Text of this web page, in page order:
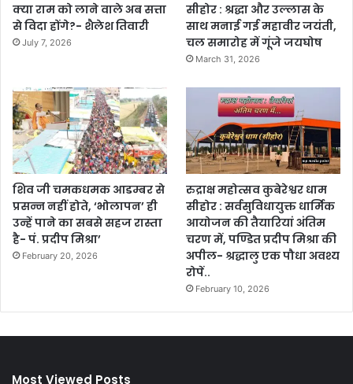
क्या राम को लाने वाले अब सत्ता
से विदा होंगे?- शैलेश तिवारी
July 7, 2026
सीहोर : श्रद्धा और उल्लास के
साथ मनाई गई महावीर जयंती,
चल समारोह में गूंजे जयघोष
March 31, 2026
शिव जी चमकधमक आडम्बर से
प्रसन्न नहीं होते, ‘भोलापन’ ही
उन्हें पाने का सबसे सहज रास्ता
है- पं. प्रदीप मिश्रा’
February 20, 2026
रुद्राक्ष महोत्सव कुबेरेश्वर धाम
सीहोर : सर्वसुविधायुक्त धार्मिक
आयोजन की तैयारियां अंतिम
चरण में, पण्डित प्रदीप मिश्रा की
अपील- श्रद्धालु एक पौधा अवश्य
रोपें..
February 10, 2026
Most Viewed Posts